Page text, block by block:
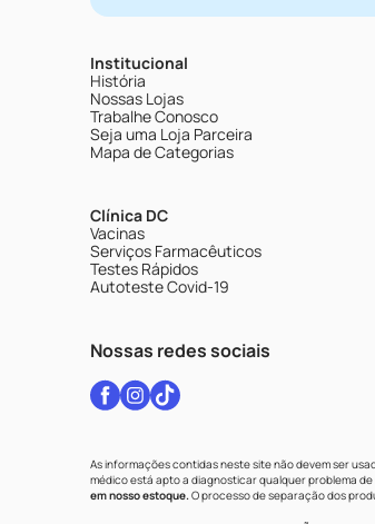
Institucional
História
Nossas Lojas
Trabalhe Conosco
Seja uma Loja Parceira
Mapa de Categorias
Clínica DC
Vacinas
Serviços Farmacêuticos
Testes Rápidos
Autoteste Covid-19
Nossas redes sociais
As informações contidas neste site não devem ser
médico está apto a diagnosticar qualquer problema
em nosso estoque.O processo de separação dos